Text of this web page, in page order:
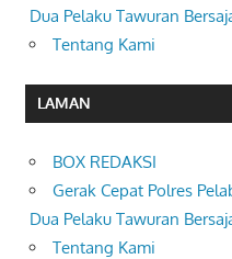
Dua Pelaku Tawuran
Tentang Kami
LAMAN
BOX REDAKSI
Gerak Cepat Polres
Dua Pelaku Tawuran
Tentang Kami